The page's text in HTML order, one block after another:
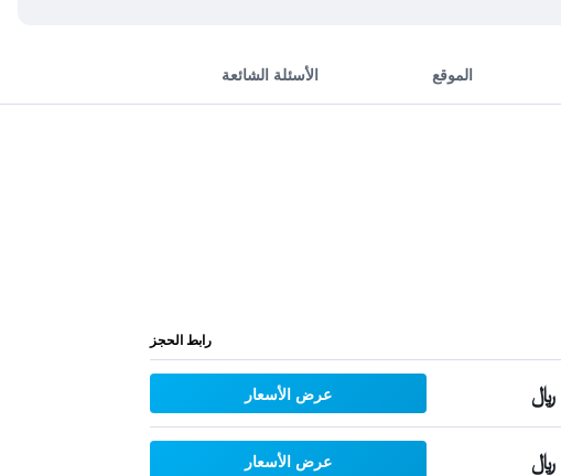
الموقع الأسئلة الشائعة
رابط الحجز
عرض الأسعار
عرض الأسعار